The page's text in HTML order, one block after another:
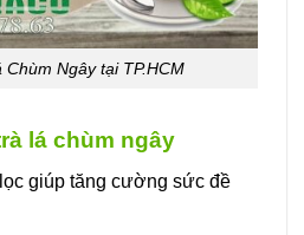
Chùm Ngây tại TP.HCM
lá chùm ngây
giúp tăng cường sức đề